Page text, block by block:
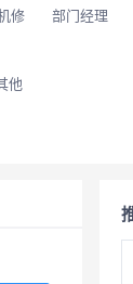
修 部门经理
他